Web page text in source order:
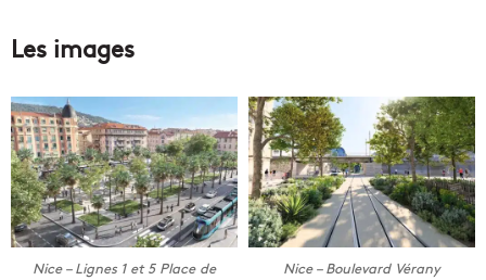
Les images
Nice – Lignes 1 et 5 Place de
Nice – Boulevard Vérany